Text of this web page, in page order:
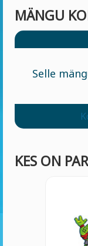
MÄNGU
Selle
KES ON